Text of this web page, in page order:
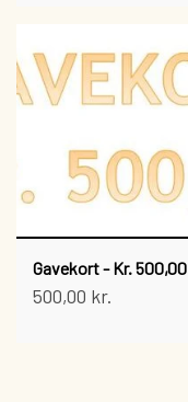
Gavekort - Kr. 500,00
500,00 kr.